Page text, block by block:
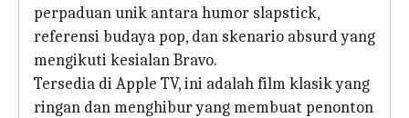
perpaduan unik antara humor slapstick,
referensi budaya pop, dan skenario absurd yang
mengikuti kesialan Bravo.
Tersedia di Apple TV, ini adalah film klasik yang
ringan dan menghibur yang membuat penonton